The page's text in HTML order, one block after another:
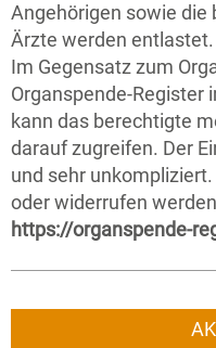
Angehörigen sowie die
Ärzte werden entlastet.
Im Gegensatz zum
Organspende-Register
kann das berechtigte
darauf zugreifen. Der
und sehr
oder widerrufen
https://organspende-